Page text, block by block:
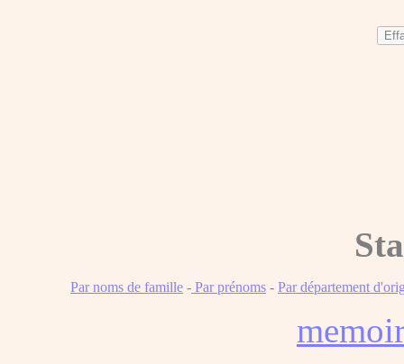
Par noms de famille - Par prénoms - Par département